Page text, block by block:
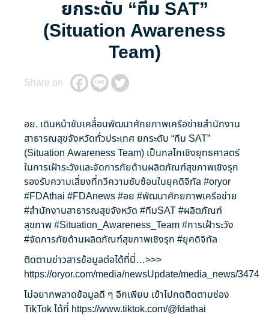
ยกระดับ “ทีม SAT”
(Situation Awareness
Team)
Share on
อย. เดินหน้าขับเคลื่อนพัฒนาศักยภาพเครือข่ายสำนักงาน
สาธารณสุขจังหวัดทั่วประเทศ ยกระดับ “ทีม SAT”
(Situation Awareness Team) เป็นกลไกเชิงยุทธศาสตร์
ในการเฝ้าระวังและจัดการภัยด้านผลิตภัณฑ์สุขภาพเชิงรุก
รองรับความเสี่ยงที่ทวีความซับซ้อนในยุคดิจิทัล #oryor
#FDAthai #FDAnews#อย #พัฒนาศักยภาพเครือข่าย
#สำนักงานสาธารณสุขจังหวัด #ทีมSAT#ผลิตภัณฑ์
สุขภาพ#Situation_Awareness_Team#การเฝ้าระวัง
#จัดการภัยด้านผลิตภัณฑ์สุขภาพเชิงรุก #ยุคดิจิทัล
ติดตามข่าวสารข้อมูลต่อได้ที่นี่…>>>
https://oryor.com/media/newsUpdate/media_news/3474
ไม่อยากพลาดข้อมูลดี ๆ อีกเพียบ เข้าไปกดติดตามช่อง
TikTok ได้ที่ https://www.tiktok.com/@fdathai